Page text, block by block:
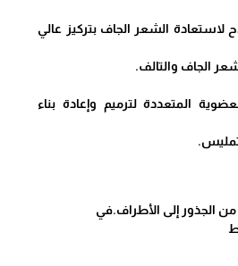
لاستعادة الشعر الجاف بتركيز عالي
الجاف والتالف.
المتعددة لترميم وإعادة بناء